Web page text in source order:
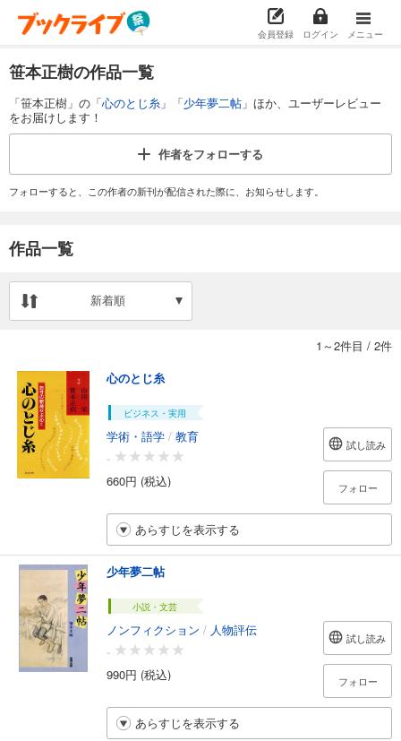
会員登録 ログイン メニュー
笹本正樹の作品一覧
「笹本正樹」の「心のとじ糸 」「少年夢二帖 」ほか、ユーザーレビュー
をお届けします！
作者をフォローする
フォローすると、この作者の新刊が配信された際に、お知らせします。
作品一覧
新着順
1～2件目 / 2件
心のとじ糸
ビジネス・実用
学術・語学 / 教育
-
660円 (税込)
試し読み
フォロー
あらすじを表示する
少年夢二帖
小説・文芸
ノンフィクション / 人物評伝
-
990円 (税込)
試し読み
フォロー
あらすじを表示する